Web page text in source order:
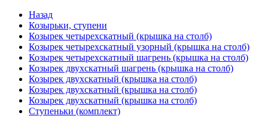
Назад
Козырьки, ступени
Козырек четырехскатный (крышка на столб)
Козырек четырехскатный узорный (крышка на столб)
Козырек четырехскатный шагрень (крышка на столб)
Козырек двухскатный шагрень (крышка на столб)
Козырек двухскатный (крышка на столб)
Козырек двухскатный (крышка на столб)
Козырек двухскатный (крышка на столб)
Ступеньки (комплект)